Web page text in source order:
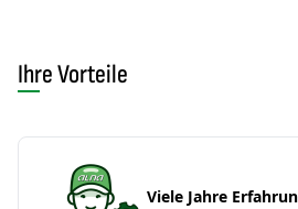
Ihre Vorteile
Viele Jahre